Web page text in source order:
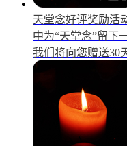
天堂念好评奖励活
中为“天堂念”留下
我们将向您赠送30